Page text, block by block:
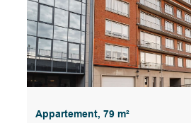
Appartement, 79 m²